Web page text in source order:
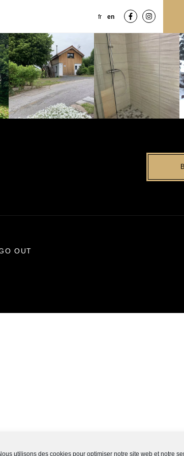
utilisons des cookies pour optimiser notre site web et notre
fr en
OUT